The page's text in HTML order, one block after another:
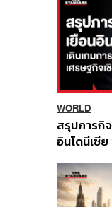
WORLD
สรุปภารกิ
อินโดนีเซี
ส่วนยุทธศ
อินโดนีเซีย